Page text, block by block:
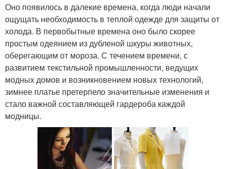
Оно появилось в далекие времена, когда люди начали
ощущать необходимость в теплой одежде для защиты от
холода. В первобытные времена оно было скорее
простым одеянием из дубленой шкуры животных,
оберегающим от мороза. С течением времени, с
развитием текстильной промышленности, ведущих
модных домов и возникновением новых технологий,
зимнее платье претерпело значительные изменения и
стало важной составляющей гардероба каждой
модницы.